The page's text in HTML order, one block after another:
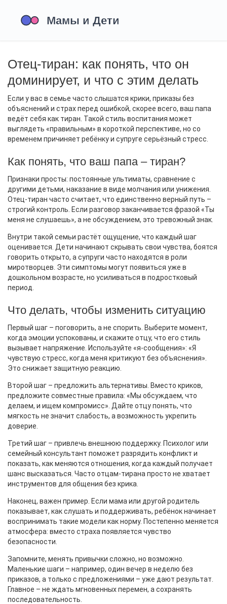
Отец‑тиран: как понять, что он
доминирует, и что с этим делать
Если у вас в семье часто слышатся крики, приказы без
объяснений и страх перед ошибкой, скорее всего, ваш папа
ведёт себя как тиран. Такой стиль воспитания может
выглядеть «правильным» в короткой перспективе, но со
временем причиняет ребёнку и супруге серьёзный стресс.
Как понять, что ваш папа – тиран?
Признаки просты: постоянные ультиматы, сравнение с
другими детьми, наказание в виде молчания или унижения.
Отец‑тиран часто считает, что единственно верный путь –
строгий контроль. Если разговор заканчивается фразой «Ты
меня не слушаешь», а не обсуждением, это тревожный знак.
Внутри такой семьи растёт ощущение, что каждый шаг
оценивается. Дети начинают скрывать свои чувства, боятся
говорить открыто, а супруги часто находятся в роли
миротворцев. Эти симптомы могут появиться уже в
дошкольном возрасте, но усиливаться в подростковый
период.
Что делать, чтобы изменить ситуацию
Первый шаг – поговорить, а не спорить. Выберите момент,
когда эмоции успокованы, и скажите отцу, что его стиль
вызывает напряжение. Используйте «я‑сообщения»: «Я
чувствую стресс, когда меня критикуют без объяснения».
Это снижает защитную реакцию.
Второй шаг – предложить альтернативы. Вместо криков,
предложите совместные правила: «Мы обсуждаем, что
делаем, и ищем компромисс». Дайте отцу понять, что
мягкость не значит слабость, а возможность укрепить
доверие.
Третий шаг – привлечь внешнюю поддержку. Психолог или
семейный консультант поможет разрядить конфликт и
показать, как меняются отношения, когда каждый получает
шанс высказаться. Часто отцам‑тирана просто не хватает
инструментов для общения без крика.
Наконец, важен пример. Если мама или другой родитель
показывает, как слушать и поддерживать, ребёнок начинает
воспринимать такие модели как норму. Постепенно меняется
атмосфера: вместо страха появляется чувство
безопасности.
Запомните, менять привычки сложно, но возможно.
Маленькие шаги – например, один вечер в неделю без
приказов, а только с предложениями – уже дают результат.
Главное – не ждать мгновенных перемен, а сохранять
последовательность.